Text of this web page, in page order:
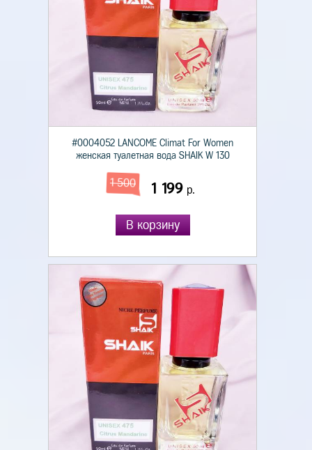
#0004052 LANCOME Climat For Women
женская туалетная вода SHAIK W 130
1 500 1 199 р.
В корзину